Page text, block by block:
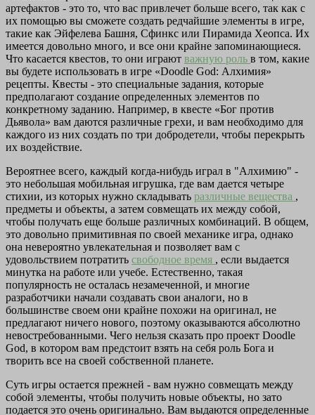
артефактов - это то, что вас привлечет больше всего, так как с
их помощью вы сможете создать редчайшие элементы в игре,
такие как Эйфелева Башня, Сфинкс или Пирамида Хеопса. Их
имеется довольно много, и все они крайне запоминающиеся.
Что касается квестов, то они играют важную роль в том, какие
вы будете использовать в игре «Doodle God: Алхимия»
рецепты. Квесты - это специальные задания, которые
предполагают создание определенных элементов по
конкретному заданию. Например, в квесте «Бог против
Дьявола» вам даются различные грехи, и вам необходимо для
каждого из них создать по три добродетели, чтобы перекрыть
их воздействие.
Вероятнее всего, каждый когда-нибудь играл в "Алхимию" -
это небольшая мобильная игрушка, где вам дается четыре
стихии, из которых нужно складывать различные вещества ,
предметы и объекты, а затем совмещать их между собой,
чтобы получать еще больше различных комбинаций. В общем,
это довольно примитивная по своей механике игра, однако
она невероятно увлекательная и позволяет вам с
удовольствием потратить свободное время , если выдается
минутка на работе или учебе. Естественно, такая
популярность не осталась незамеченной, и многие
разработчики начали создавать свои аналоги, но в
большинстве своем они крайне похожи на оригинал, не
предлагают ничего нового, поэтому оказываются абсолютно
невостребованными. Чего нельзя сказать про проект Doodle
God, в котором вам предстоит взять на себя роль Бога и
творить все на своей собственной планете.
Суть игры остается прежней - вам нужно совмещать между
собой элементы, чтобы получить новые объекты, но зато
подается это очень оригинально. Вам выдаются определенные